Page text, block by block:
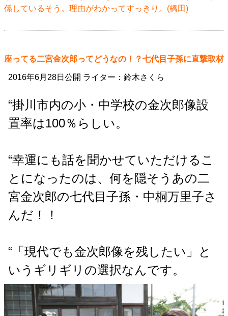
係しているそう。理由がわかってすっきり。(橋田)
座ってる二宮金次郎ってどうなの！？七代目子孫に直撃取材
2016年6月28日公開 ライター：鈴木さくら
“掛川市内の小・中学校の金次郎像設
置率は100％らしい。
“幸運にも話を聞かせていただけるこ
とになったのは、何を隠そうあの二
宮金次郎の七代目子孫・中桐万里子さ
んだ！！
“「現代でも金次郎像を残したい」と
いうギリギリの選択なんです。